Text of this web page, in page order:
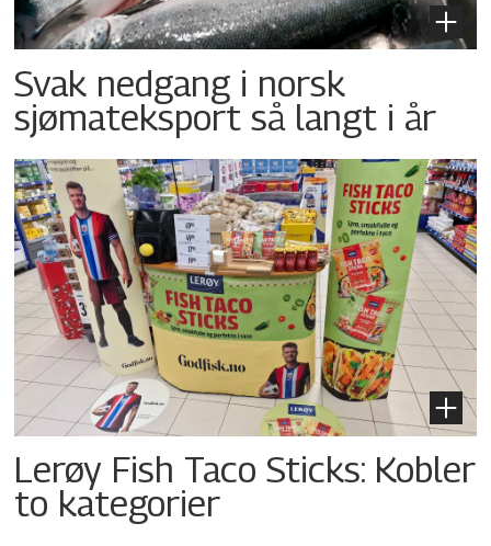
Svak nedgang i norsk
sjømateksport så langt i år
Lerøy Fish Taco Sticks: Kobler
to kategorier